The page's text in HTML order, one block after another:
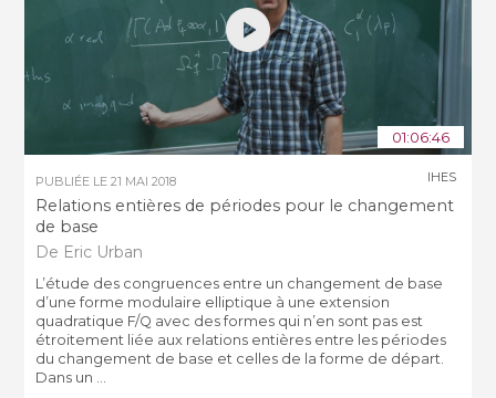
01:06:46
PUBLIÉE LE21 MAI 2018
Relations entières de périodes pour le changement
de base
De Eric Urban
IHES
L’étude des congruences entre un changement de base
d’une forme modulaire elliptique à une extension
quadratique F/Q avec des formes qui n’en sont pas est
étroitement liée aux relations entières entre les périodes
du changement de base et celles de la forme de départ.
Dans un ...